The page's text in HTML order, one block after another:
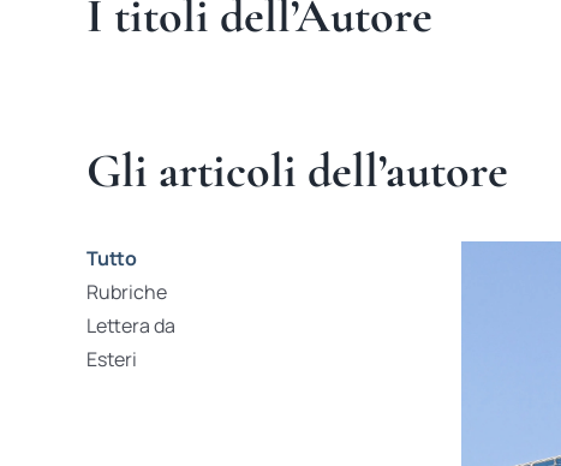
I titoli dell’Autore
Gli articoli dell’autore
Tutto
Rubriche
Lettera da
Esteri